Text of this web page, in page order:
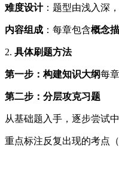
难度设计：题型由浅入深
内容组成 ：每章包含概念
2. 具体刷题方法
第一步：构建知识大纲每
第二步：分层攻克习题
从基础题入手，逐步尝试
重点标注反复出现的考点